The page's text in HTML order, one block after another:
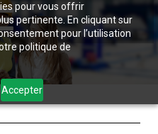
pour vous offrir
pertinente. En cliquant sur
pour l’utilisation
politique de
Accepter